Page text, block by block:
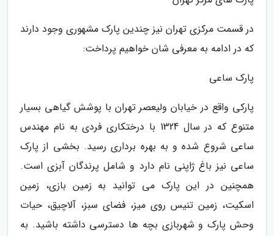
در قسمت مرکزی تهران نیز چندین پارک مشهوری وجود دارند
که در ادامه به معرفی شان خواهیم پرداخت:
پارک ساعی
پارکی واقع در خیابان ولیعصر تهران با پوشش گیاهی بسیار
متنوع که در سال 1324 با درختکاری فردی به نام مهندس
ساعی شروع شده و به بهره برداری رسید. بخشی از پارک
ساعی نیز باغ ژاپنی نام دارد و شامل پرندگان آبزی است.
همچنین در این پارک می توانید به زمین بازی، زمین
اسکیت، زمین تنیس روی میز، فضای سبز، آلاچیق، حیات
وحش پارک و شهربازی بچه ها دسترسی داشته باشید. به